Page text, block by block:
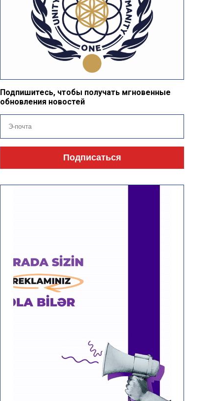
Подпишитесь, чтобы получать мгновенные
обновления новостей
Подписаться